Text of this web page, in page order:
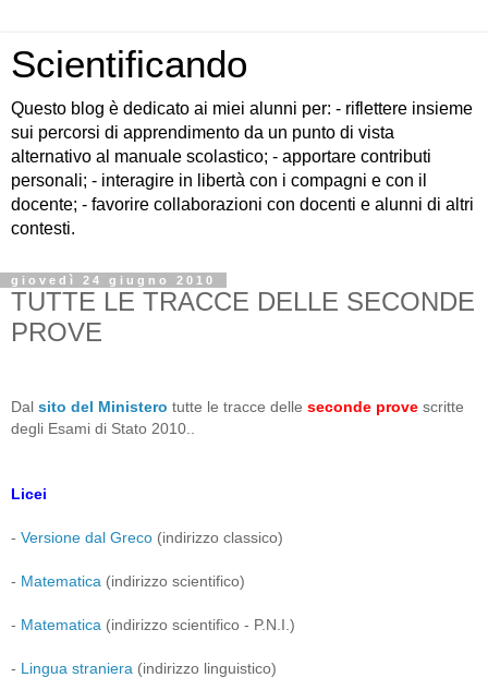
Scientificando
Questo blog è dedicato ai miei alunni per: - riflettere insieme
sui percorsi di apprendimento da un punto di vista
alternativo al manuale scolastico; - apportare contributi
personali; - interagire in libertà con i compagni e con il
docente; - favorire collaborazioni con docenti e alunni di altri
contesti.
giovedì 24 giugno 2010
TUTTE LE TRACCE DELLE SECONDE
PROVE
Dal sito del Ministero tutte le tracce delle seconde prove scritte
degli Esami di Stato 2010..
Licei
- Versione dal Greco (indirizzo classico)
- Matematica (indirizzo scientifico)
- Matematica (indirizzo scientifico - P.N.I.)
- Lingua straniera (indirizzo linguistico)